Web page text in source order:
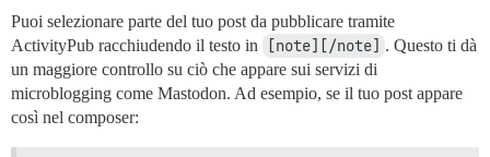
Puoi selezionare parte del tuo post da pubblicare tramite
ActivityPub racchiudendo il testo in
[note][/note] . Questo ti dà
un maggiore controllo su ciò che appare sui servizi di
microblogging come Mastodon. Ad esempio, se il tuo post appare
così nel composer: